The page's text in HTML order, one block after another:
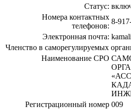
Статус:
Номера контактных
телефонов:
8-
Электронная почта:
Членство в саморегулируемых
Наименование СРО
Регистрационный номер 009